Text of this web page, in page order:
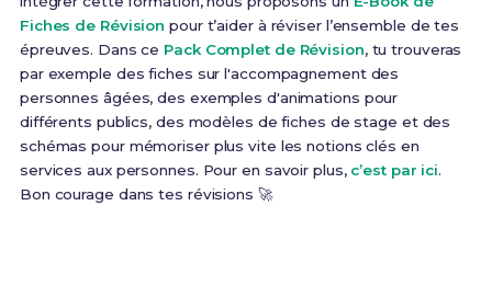
Fiches de Révision pour t’aider à réviser l’ensemble de tes
épreuves. Dans ce Pack Complet de Révision, tu trouveras
par exemple des fiches sur l'accompagnement des
personnes âgées, des exemples d'animations pour
différents publics, des modèles de fiches de stage et des
schémas pour mémoriser plus vite les notions clés en
services aux personnes. Pour en savoir plus, c’est par ici.
Bon courage dans tes révisions 🚀